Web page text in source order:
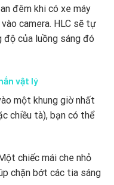
đêm khi có xe máy
camera. HLC sẽ tự
độ của luồng sáng đó
vật lý
một khung giờ nhất
chiều tà), bạn có thể
chiếc mái che nhỏ
chặn bớt các tia sáng